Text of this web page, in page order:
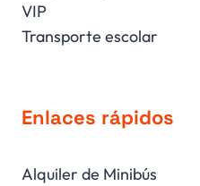
VIP
Transporte escolar
Enlaces rápidos
Alquiler de Minibús